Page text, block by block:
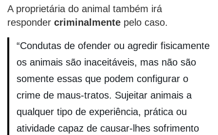
A proprietária do animal também irá
responder criminalmente pelo caso.
“Condutas de ofender ou agredir fisicamente
os animais são inaceitáveis, mas não são
somente essas que podem configurar o
crime de maus-tratos. Sujeitar animais a
qualquer tipo de experiência, prática ou
atividade capaz de causar-lhes sofrimento